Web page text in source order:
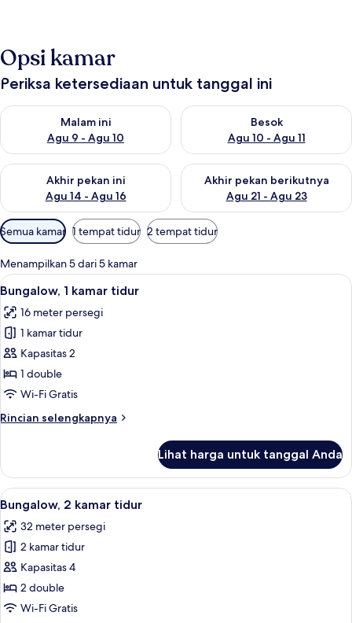
Opsi kamar
Periksa ketersediaan untuk tanggal ini
Malam ini
Agu 9 - Agu 10
Periksa ketersediaan untuk malam ini Agu 9 - Agu 10
Besok
Agu 10 - Agu 11
Periksa ketersediaan untuk
Akhir pekan ini
Agu 14 - Agu 16
Periksa ketersediaan untuk akhir pekan ini Agu 14 - Agu 16
Akhir pekan berikutnya
Agu 21 - Agu 23
Periksa ketersediaan untuk
Filter
tersedia
untuk
kamar
Semua kamar 1 tempat tidur 2 tempat tidur
Menampilkan 5 dari 5 kamar
Lihat
semua
foto
untuk
Bungalow,
1
kamar
Bungalow, 1 kamar tidur | Meja
4
Bungalow, 1 kamar tidur
16 meter persegi
1 kamar tidur
Kapasitas 2
1 double
Wi-Fi Gratis
Rincian selengkapnya
Rincian
Bungalow,
kamar
tidur
Lihat harga untuk tanggal Anda
Lihat
semua
foto
untuk
Bungalow,
2
kamar
Bungalow, 2 kamar tidur | Meja
7
Bungalow, 2 kamar tidur
32 meter persegi
2 kamar tidur
Kapasitas 4
2 double
Wi-Fi Gratis